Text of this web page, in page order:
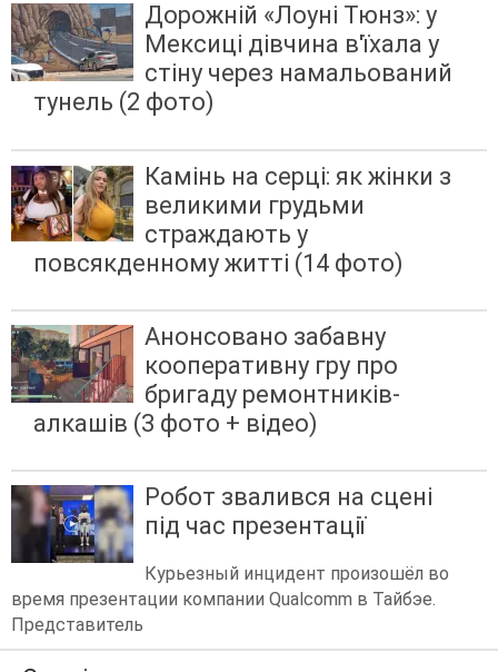
Дорожній «Лоуні Тюнз»: у
Мексиці дівчина в'їхала у
стіну через намальований
тунель (2 фото)
Камінь на серці: як жінки з
великими грудьми
страждають у
повсякденному житті (14 фото)
Анонсовано забавну
кооперативну гру про
бригаду ремонтників-
алкашів (3 фото + відео)
Робот звалився на сцені
під час презентації
Курьезный инцидент произошёл во
время презентации компании Qualcomm в Тайбэе.
Представитель